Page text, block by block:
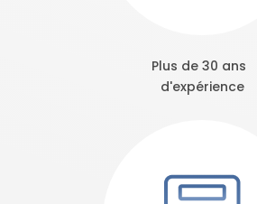
Plus de 30 ans
d'expérience